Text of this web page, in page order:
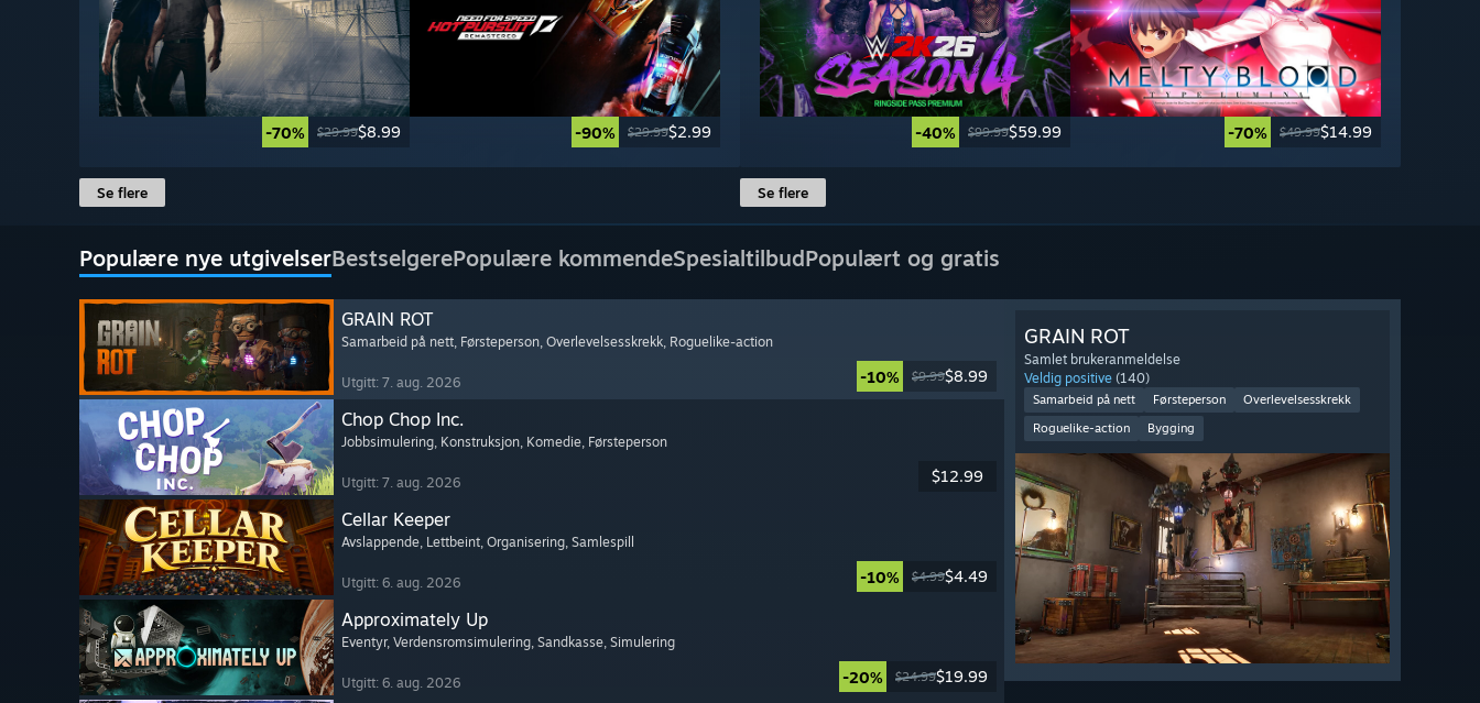
-70% $29.99$8.99 -90% $29.99$2.99
Se flere
-40% $99.99$59.99 -70% $49.99$14.99
Se flere
Populære nye utgivelserBestselgerePopulære kommendeSpesialtilbudPopulært og gratis
GRAIN ROT
Samarbeid på nett, Førsteperson, Overlevelsesskrekk, Roguelike-action
Utgitt: 7. aug. 2026 -10% $9.99$8.99
Chop Chop Inc.
Jobbsimulering, Konstruksjon, Komedie, Førsteperson
Utgitt: 7. aug. 2026 $12.99
Cellar Keeper
Avslappende, Lettbeint, Organisering, Samlespill
Utgitt: 6. aug. 2026 -10% $4.99$4.49
Approximately Up
Eventyr, Verdensromsimulering, Sandkasse, Simulering
Utgitt: 6. aug. 2026 -20% $24.99$19.99
GRAIN ROT
Samlet brukeranmeldelse
Veldig positive (140)
Samarbeid på nett Førsteperson
Overlevelsesskrekk
Roguelike-action
Bygging